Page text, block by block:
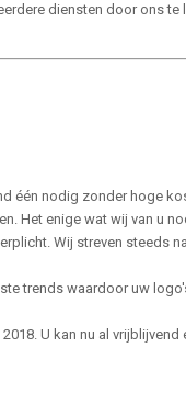
diensten door ons te
één nodig zonder hoge
Het enige wat wij van u
Wij streven steeds
trends waardoor uw
U kan nu al